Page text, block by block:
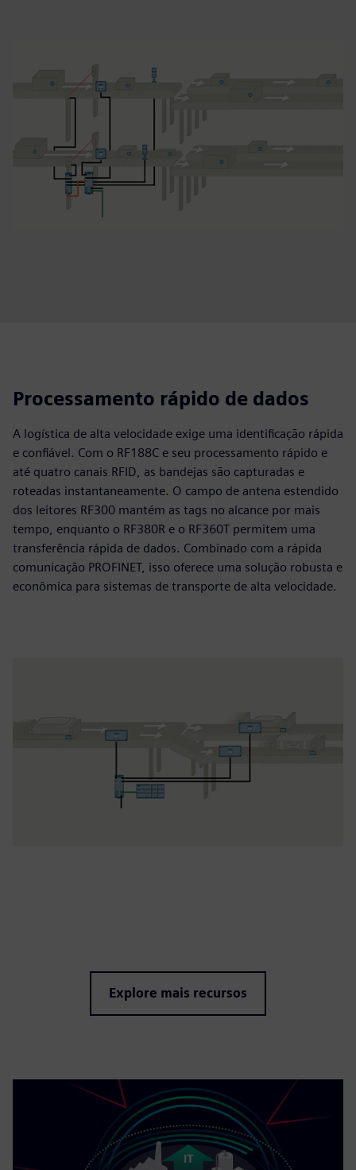
Processamento rápido de dados
A logística de alta velocidade exige uma identificação rápida
e confiável. Com o RF188C e seu processamento rápido e
até quatro canais RFID, as bandejas são capturadas e
roteadas instantaneamente. O campo de antena estendido
dos leitores RF300 mantém as tags no alcance por mais
tempo, enquanto o RF380R e o RF360T permitem uma
transferência rápida de dados. Combinado com a rápida
comunicação PROFINET, isso oferece uma solução robusta e
econômica para sistemas de transporte de alta velocidade.
Explore mais recursos